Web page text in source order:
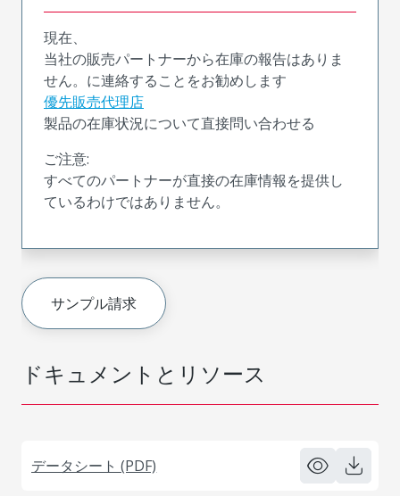
ドキュメントとリソース
データシート (PDF)
現在、
当社の販売パートナーから在庫の報告はありま
せん。に連絡することをお勧めします
優先販売代理店
製品の在庫状況について直接問い合わせる
ご注意:
すべてのパートナーが直接の在庫情報を提供し
ているわけではありません。
サンプル請求